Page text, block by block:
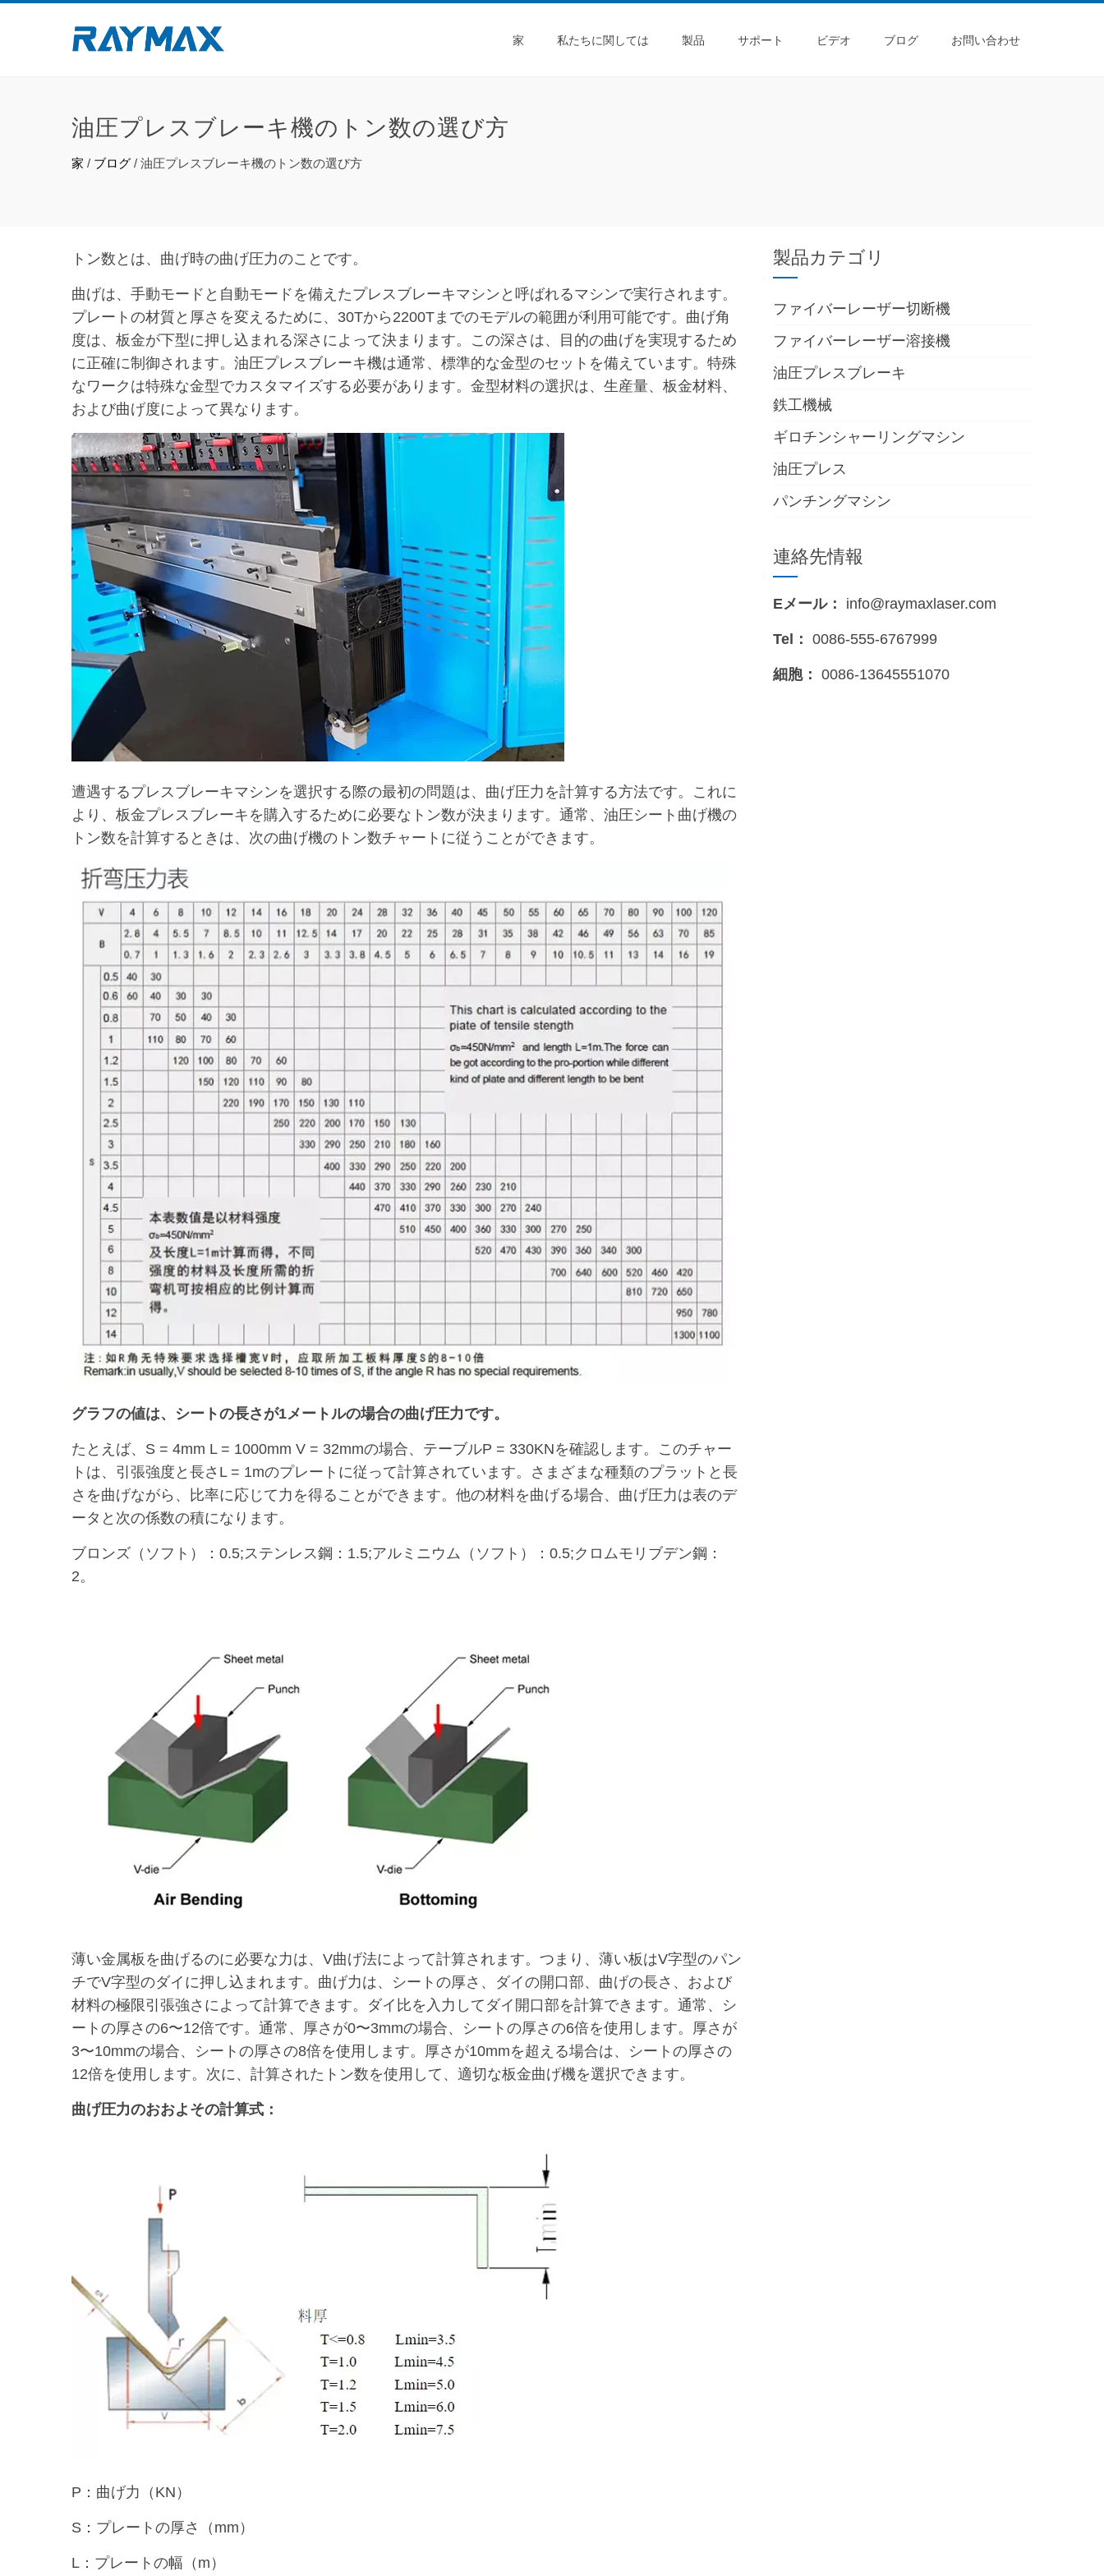
家 私たちに関しては 製品 サポート ビデオ ブログ お問い合わせ
油圧プレスブレーキ機のトン数の選び方
家 / ブログ / 油圧プレスブレーキ機のトン数の選び方
トン数とは、曲げ時の曲げ圧力のことです。
曲げは、手動モードと自動モードを備えたプレスブレーキマシンと呼ばれるマシンで実行されます。
プレートの材質と厚さを変えるために、30Tから2200Tまでのモデルの範囲が利用可能です。曲げ角
度は、板金が下型に押し込まれる深さによって決まります。この深さは、目的の曲げを実現するため
に正確に制御されます。油圧プレスブレーキ機は通常、標準的な金型のセットを備えています。特殊
なワークは特殊な金型でカスタマイズする必要があります。金型材料の選択は、生産量、板金材料、
および曲げ度によって異なります。
遭遇するプレスブレーキマシンを選択する際の最初の問題は、曲げ圧力を計算する方法です。これに
より、板金プレスブレーキを購入するために必要なトン数が決まります。通常、油圧シート曲げ機の
トン数を計算するときは、次の曲げ機のトン数チャートに従うことができます。
グラフの値は、シートの長さが1メートルの場合の曲げ圧力です。
たとえば、S = 4mm L = 1000mm V = 32mmの場合、テーブルP = 330KNを確認します。このチャー
トは、引張強度と長さL = 1mのプレートに従って計算されています。さまざまな種類のプラットと長
さを曲げながら、比率に応じて力を得ることができます。他の材料を曲げる場合、曲げ圧力は表のデ
ータと次の係数の積になります。
ブロンズ（ソフト）：0.5;ステンレス鋼：1.5;アルミニウム（ソフト）：0.5;クロムモリブデン鋼：
2。
薄い金属板を曲げるのに必要な力は、V曲げ法によって計算されます。つまり、薄い板はV字型のパン
チでV字型のダイに押し込まれます。曲げ力は、シートの厚さ、ダイの開口部、曲げの長さ、および
材料の極限引張強さによって計算できます。ダイ比を入力してダイ開口部を計算できます。通常、シ
ートの厚さの6〜12倍です。通常、厚さが0〜3mmの場合、シートの厚さの6倍を使用します。厚さが
3〜10mmの場合、シートの厚さの8倍を使用します。厚さが10mmを超える場合は、シートの厚さの
12倍を使用します。次に、計算されたトン数を使用して、適切な板金曲げ機を選択できます。
曲げ圧力のおおよその計算式：
P：曲げ力（KN）
S：プレートの厚さ（mm）
L：プレートの幅（m）
製品カテゴリ
ファイバーレーザー切断機
ファイバーレーザー溶接機
油圧プレスブレーキ
鉄工機械
ギロチンシャーリングマシン
油圧プレス
パンチングマシン
連絡先情報
Eメール： info@raymaxlaser.com
Tel： 0086-555-6767999
細胞： 0086-13645551070